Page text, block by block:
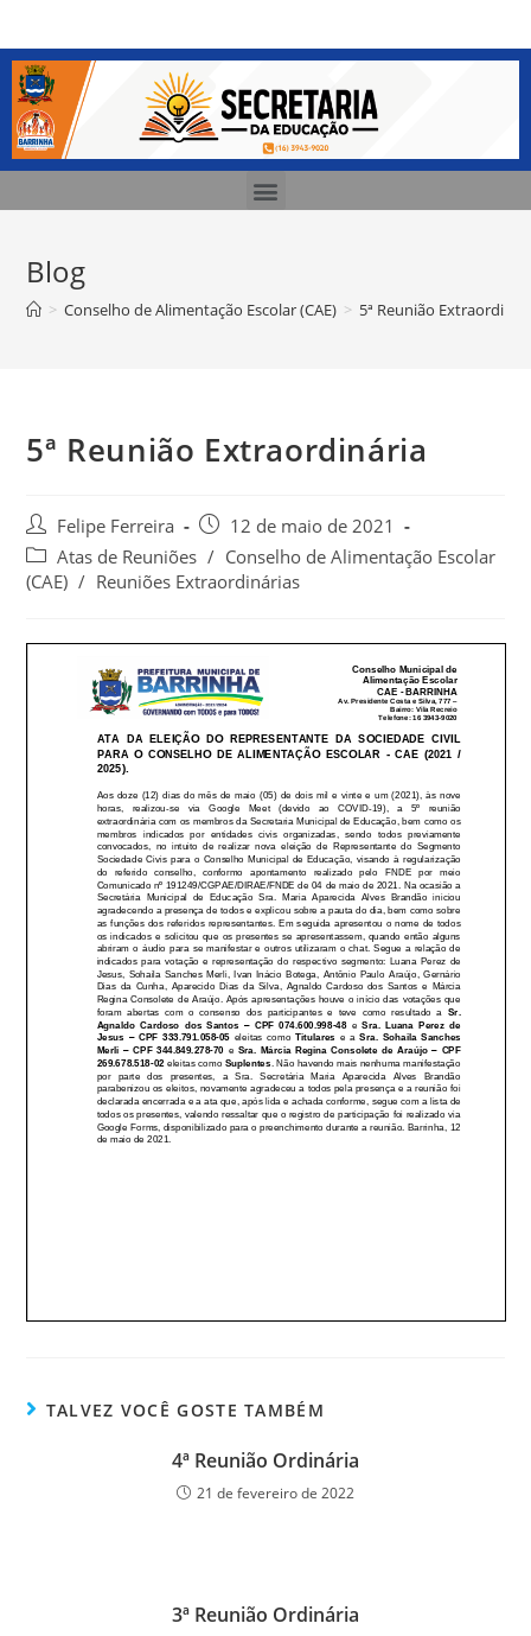
Blog
> Conselho de Alimentação Escolar (CAE) > 5ª Reunião
5ª Reunião Extraordinária
Felipe Ferreira
12 de maio de 2021
Atas de Reuniões / Conselho de Alimentação Escolar
(CAE) / Reuniões Extraordinárias
TALVEZ VOCÊ GOSTE TAMBÉM
4ª Reunião Ordinária
21 de fevereiro de 2022
3ª Reunião Ordinária